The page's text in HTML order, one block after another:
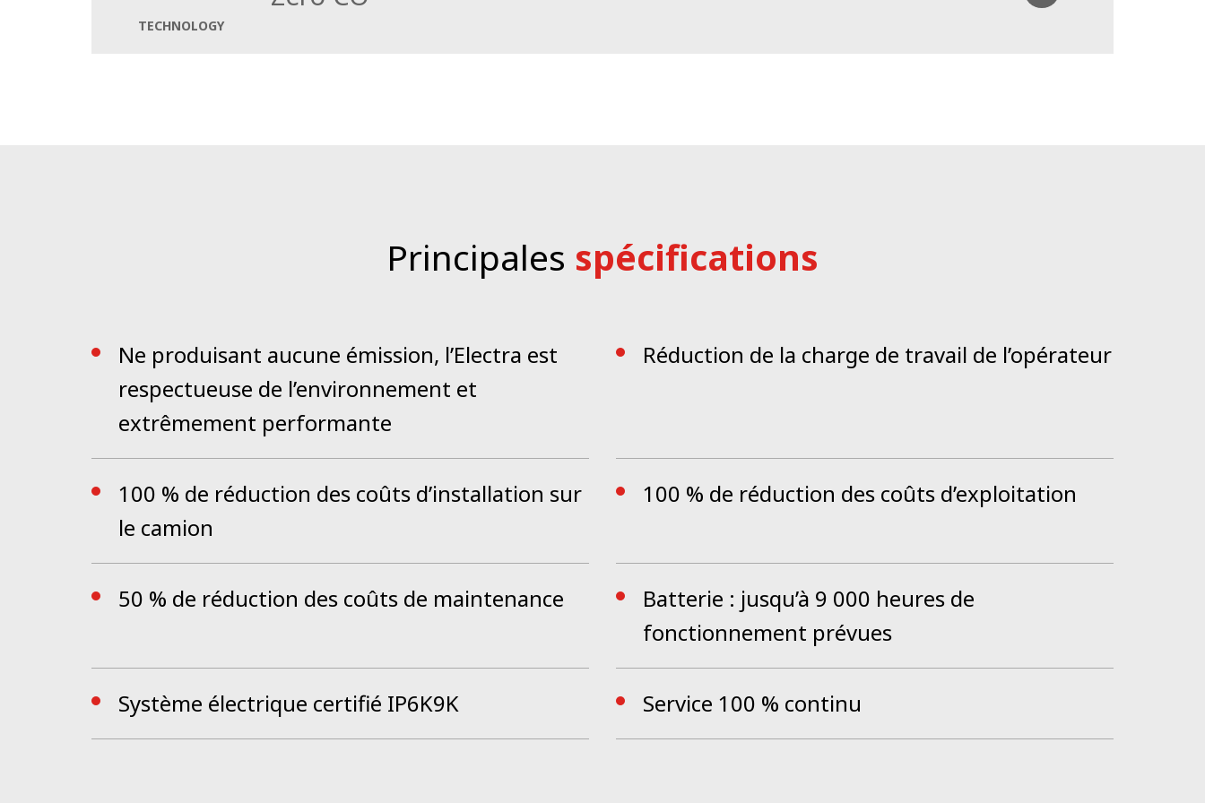
Cet outillage permet de réduire la charge de travail de l’opérateur tout en lui permettant de respecter les procédures opérationnelles. La qualité de
TECHNOLOGY
Principales spécifications
Ne produisant aucune émission, l’Electra est
respectueuse de l’environnement et
extrêmement performante
Réduction de la charge de travail de l’opérateur
100 % de réduction des coûts d’installation sur
le camion
100 % de réduction des coûts d’exploitation
50 % de réduction des coûts de maintenance
Batterie : jusqu’à 9 000 heures de
fonctionnement prévues
Système électrique certifié IP6K9K Service 100 % continu